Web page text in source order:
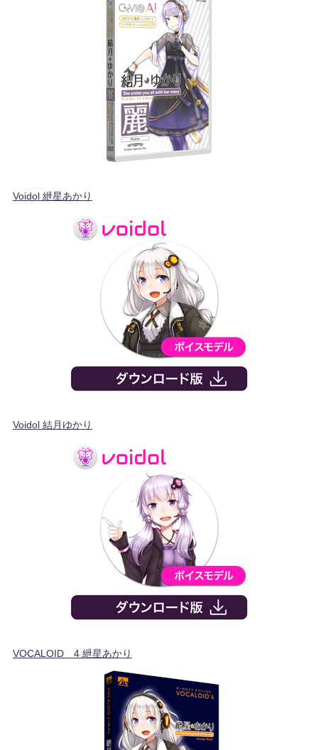
Voidol 紲星あかり
Voidol 結月ゆかり
VOCALOID™4 紲星あかり